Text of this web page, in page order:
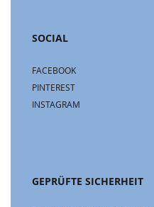
SOCIAL
FACEBOOK
PINTEREST
INSTAGRAM
GEPRÜFTE SICHERHEIT